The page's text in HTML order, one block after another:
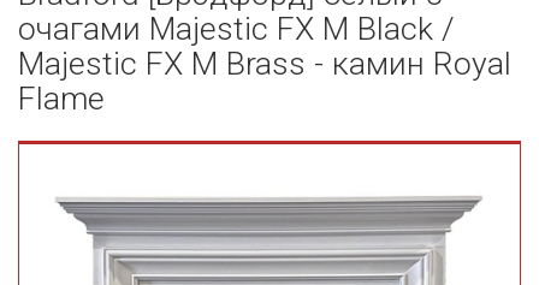
очагами Majestic FX M Black /
Majestic FX M Brass - камин Royal
Flame